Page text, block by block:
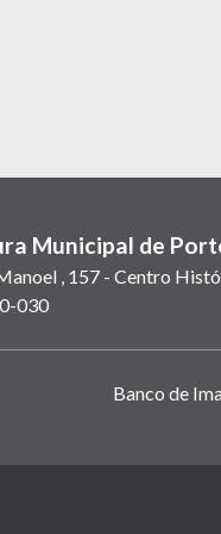
Municipal de
, 157 - Centro
030
Banco de